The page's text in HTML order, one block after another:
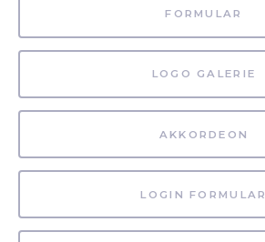
FORMULAR
LOGO GALERIE
AKKORDEON
LOGIN FORMULAR